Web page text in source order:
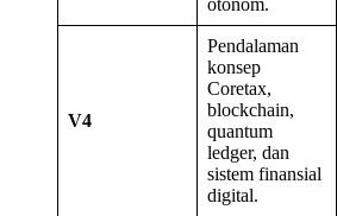
V4
Pendalaman
konsep
Coretax,
blockchain,
quantum
ledger, dan
sistem finansial
digital.